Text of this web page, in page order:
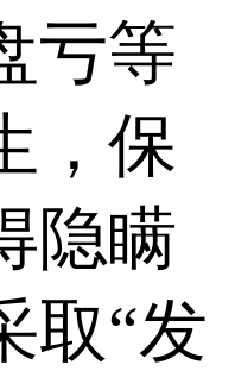
亏等
，保
隐瞒
取“发